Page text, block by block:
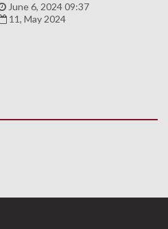
June 6, 2024 09:37
11, May 2024